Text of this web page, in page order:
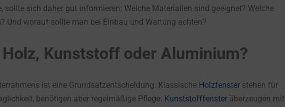
sollte sich daher gut informieren: Welche Materialien sind geeignet? Welche
Und worauf sollte man bei Einbau und Wartung achten?
Kunststoff oder Aluminium?
ist eine Grundsatzentscheidung. Klassische Holzfensterstehen für
benötigen aber regelmäßige Pflege. Kunststofffensterüberzeugen mit